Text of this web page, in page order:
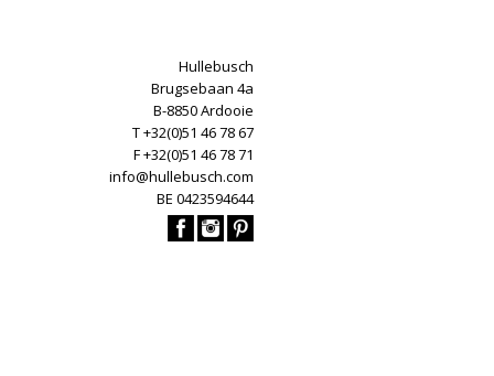
Hullebusch
Brugsebaan 4a
B-8850 Ardooie
T +32(0)51 46 78 67
F +32(0)51 46 78 71
info@hullebusch.com
BE 0423594644